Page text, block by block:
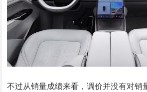
不过从销量成绩来看，调价并没有对销